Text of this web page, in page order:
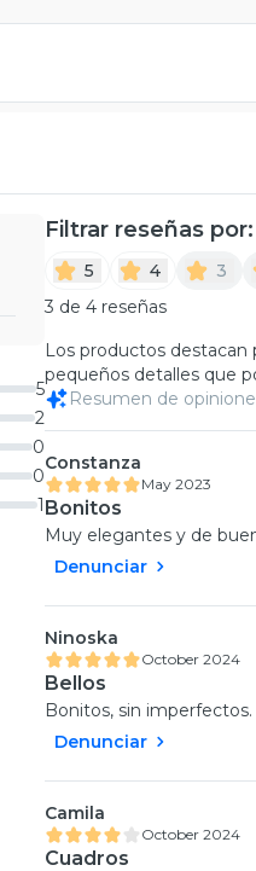
5
2
0
0
1
Filtrar reseñas por:
5 4 3
3 de 4 reseñas
Los productos destacan
pequeños detalles que
Resumen de
Constanza
May 2023
Bonitos
Muy elegantes y de
Denunciar
Ninoska
October 2024
Bellos
Bonitos, sin imperfectos.
Denunciar
Camila
October 2024
Cuadros